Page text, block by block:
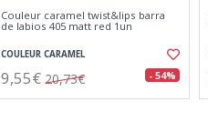
Couleur caramel twist&lips barra
de labios 405 matt red 1un
COULEUR CARAMEL
9,55€ 20,73€ - 54%